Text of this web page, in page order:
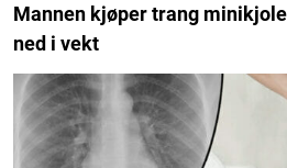
Mannen kjøper trang
ned i vekt